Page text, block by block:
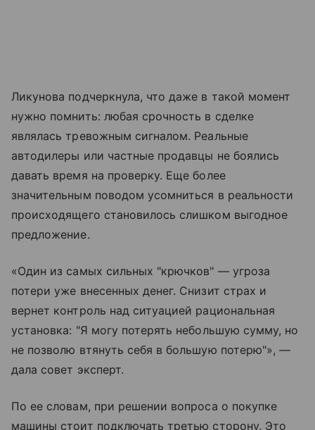
Ликунова подчеркнула, что даже в такой момент
нужно помнить: любая срочность в сделке
являлась тревожным сигналом. Реальные
автодилеры или частные продавцы не боялись
давать время на проверку. Еще более
значительным поводом усомниться в реальности
происходящего становилось слишком выгодное
предложение.
«Один из самых сильных "крючков" — угроза
потери уже внесенных денег. Снизит страх и
вернет контроль над ситуацией рациональная
установка: "Я могу потерять небольшую сумму, но
не позволю втянуть себя в большую потерю"», —
дала совет эксперт.
По ее словам, при решении вопроса о покупке
машины стоит подключать третью сторону. Это